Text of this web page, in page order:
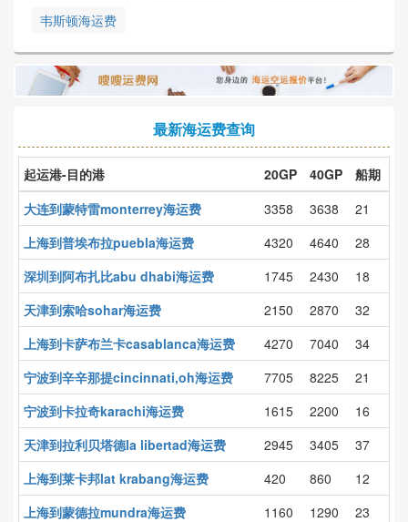
运费
韦斯顿海运费
最新海运费查询
起运港-目的港 20GP 40GP
船期
大连到蒙特雷monterrey海运费
3358 3638
21
上海到普埃布拉puebla海运费
4320 4640
28
深圳到阿布扎比abu dhabi海运费
1745 2430
18
天津到索哈sohar海运费
2150 2870
32
上海到卡萨布兰卡casablanca海运费
4270 7040
34
宁波到辛辛那提cincinnati,oh海运费
7705 8225
21
宁波到卡拉奇karachi海运费
1615 2200
16
天津到拉利贝塔德la libertad海运费
2945 3405
37
上海到莱卡邦lat krabang海运费
420 860
12
上海到蒙德拉mundra海运费
1160 1290 23